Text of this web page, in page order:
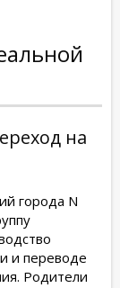
на
города N
и переводе
Родители